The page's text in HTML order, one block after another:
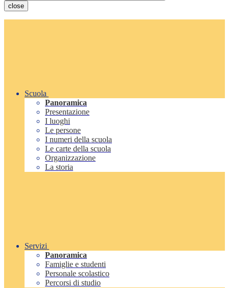
close
Scuola
Panoramica
Presentazione
I luoghi
Le persone
I numeri della scuola
Le carte della scuola
Organizzazione
La storia
Servizi
Panoramica
Famiglie e studenti
Personale scolastico
Percorsi di studio